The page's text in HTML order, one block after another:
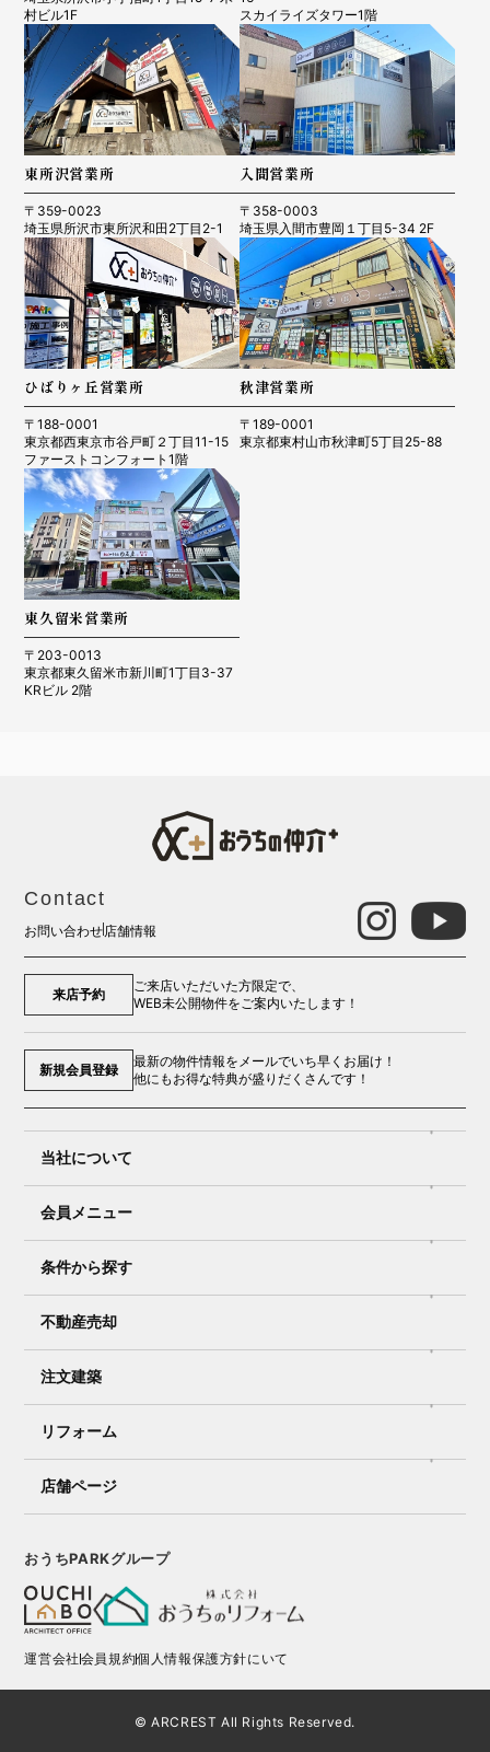
村ビル1F
スカイライズタワー1階
東所沢営業所
〒359-0023
埼玉県所沢市東所沢和田2丁目2-1
入間営業所
〒358-0003
埼玉県入間市豊岡１丁目5-34 2F
ひばりヶ丘営業所
〒188-0001
東京都西東京市谷戸町２丁目11-15
ファーストコンフォート1階
秋津営業所
〒189-0001
東京都東村山市秋津町5丁目25-88
東久留米営業所
〒203-0013
東京都東久留米市新川町1丁目3-37
KRビル 2階
Contact
お問い合わせ 店舗情報
来店予約
ご来店いただいた方限定で、
WEB未公開物件をご案内いたします！
新規会員登録
最新の物件情報をメールでいち早くお届け！
他にもお得な特典が盛りだくさんです！
当社について
会員メニュー
条件から探す
不動産売却
注文建築
リフォーム
店舗ページ
おうちPARKグループ
運営会社会員規約個人情報保護方針にいて
© ARCREST All Rights Reserved.